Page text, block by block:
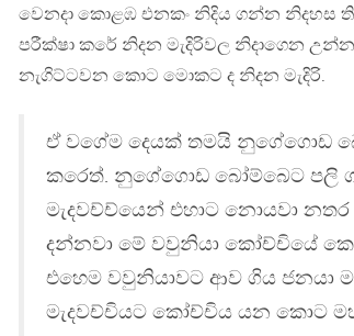
වෙනදා කොළඹ එනකං නිදිය ගන්න නිදහස
පරීක්ෂා කරේ නිදන මැදිරිවල නිදාගෙන
නැගිට්ටවන කොට මොකට ද නිදන මැදිරි.
ඒ වගේම දෙයක් තමයි නුගේගොඩ
කරෙත්. නුගේගොඩ බෝම්බෙට
මැදවච්ච්යෙන් එහාට නොයවා
දන්නවා මේ වවුනියා කෝච්චියේ
එහෙම වවුනියාවට ආව ගිය ජනයා
මැදවච්චියට කෝච්චිය යන කොට